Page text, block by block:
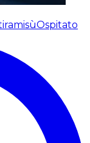
Ospitato